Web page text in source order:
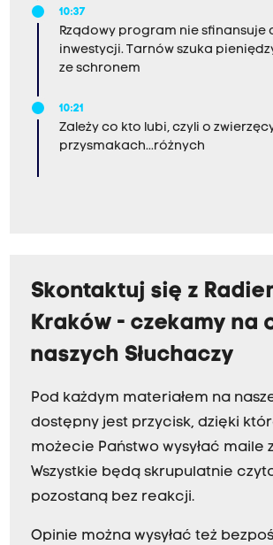
10:37
Rządowy program nie sfinansuje
inwestycji. Tarnów szuka
ze schronem
10:21
Zależy co kto lubi, czyli o
przysmakach...różnych
Skontaktuj się z
Kraków - czekamy na
naszych Słuchaczy
Pod każdym materiałem na
dostępny jest przycisk, dzięki
możecie Państwo wysyłać maile
Wszystkie będą skrupulatnie
pozostaną bez reakcji.
Opinie można wysyłać też